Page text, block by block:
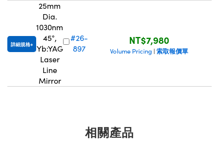
詳細規格
25mm
Dia.
1030nm
45°,
Yb:YAG
Laser
Line
Mirror
#26-
897
NT$7,980
Volume Pricing | 索取報價單
相關產品